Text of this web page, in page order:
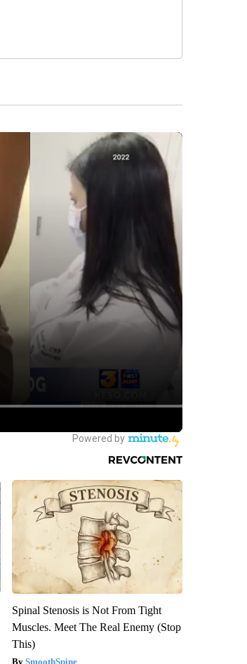
Spinal Stenosis is Not From Tight
Muscles. Meet The Real Enemy (Stop
This)
SmoothSpine